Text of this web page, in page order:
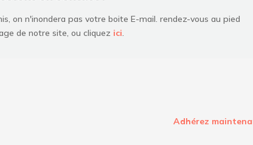
on n'inondera pas votre boite E-mail. rendez-vous au pied
de notre site, ou cliquez ici.
Adhérez